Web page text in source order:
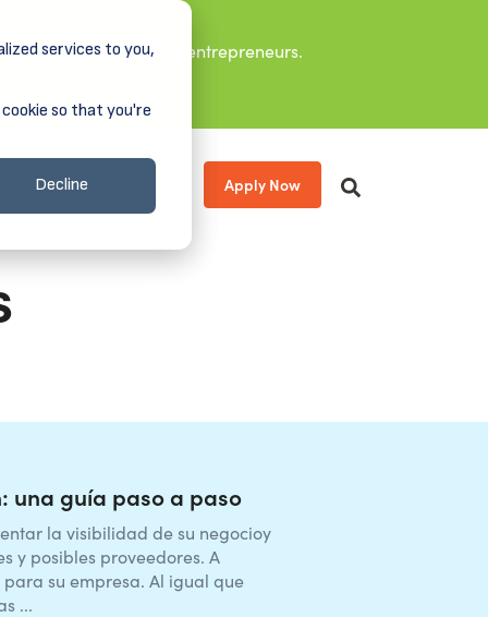
services to you,
so that you're
Decline
leaders, and aspiring entrepreneurs.
About Apply Now
una guía paso a paso
la visibilidad de su negocioy
y posibles proveedores. A
su empresa. Al igual que
...